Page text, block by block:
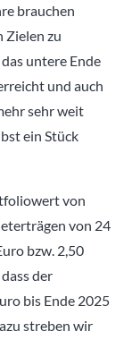
brauchen
Zielen zu
untere Ende
und auch
sehr weit
ein Stück
von
von 24
bzw. 2,50
der
bis Ende 2025
streben wir